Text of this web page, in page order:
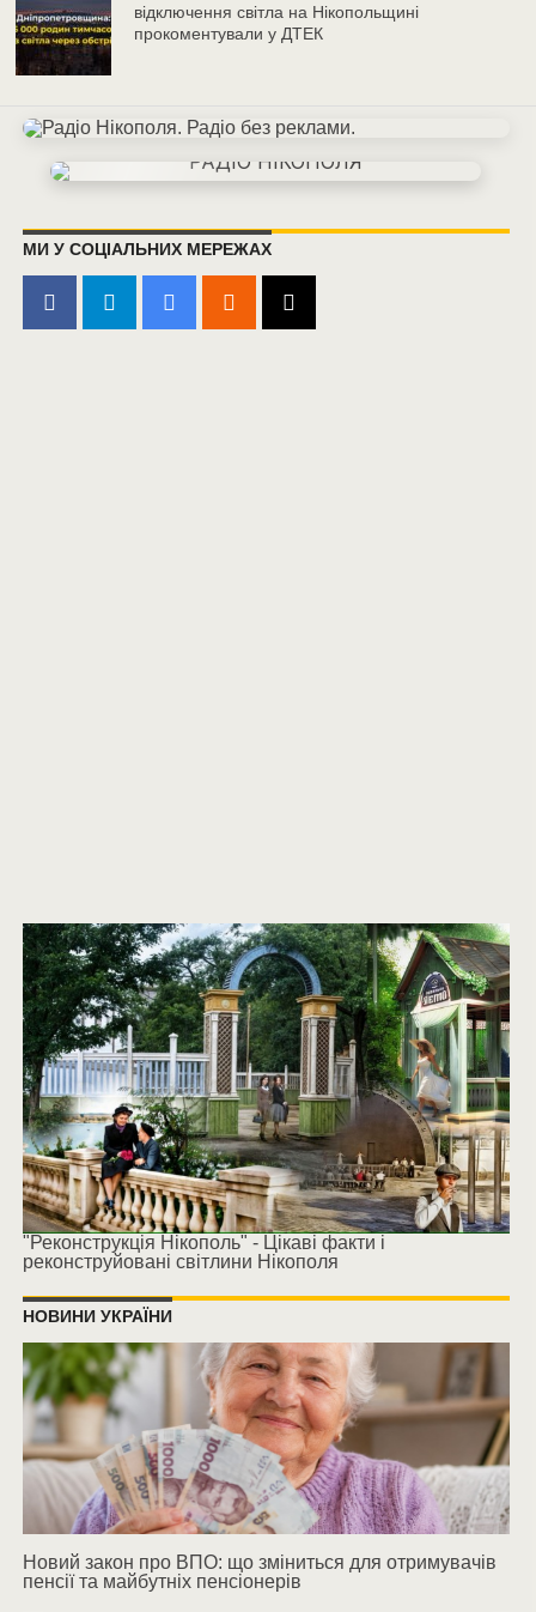
відключення світла на Нікопольщині
прокоментували у ДТЕК
МИ У СОЦІАЛЬНИХ МЕРЕЖАХ
"Реконструкція Нікополь" - Цікаві факти і
реконструйовані світлини Нікополя
НОВИНИ УКРАЇНИ
Новий закон про ВПО: що зміниться для отримувачів
пенсії та майбутніх пенсіонерів